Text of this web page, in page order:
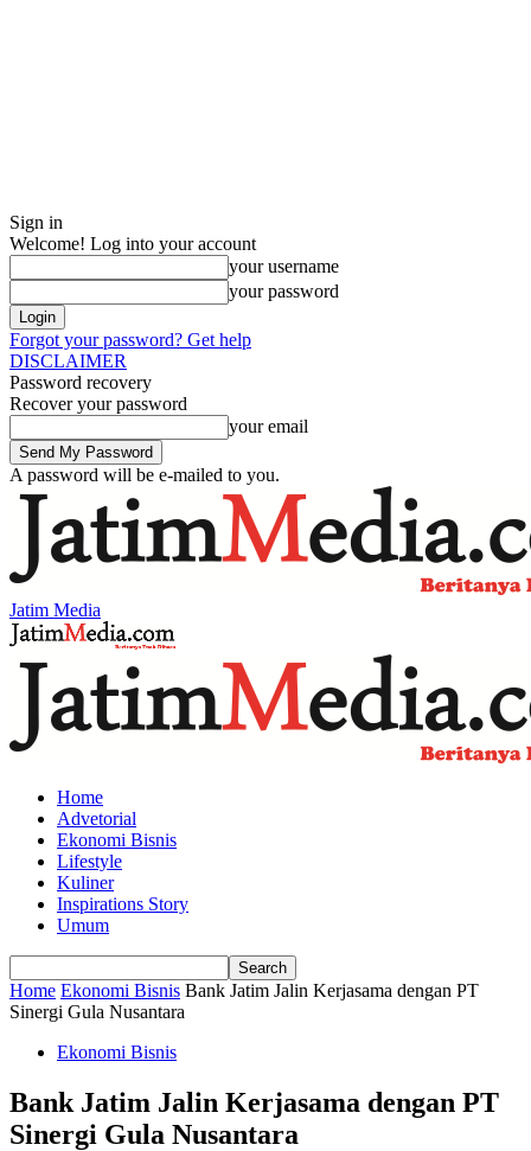
Sign in
Welcome! Log into your account
your username
your password
Forgot your password? Get help
DISCLAIMER
Password recovery
Recover your password
your email
A password will be e-mailed to you.
Jatim Media
Home
Advetorial
Ekonomi Bisnis
Lifestyle
Kuliner
Inspirations Story
Umum
Home Ekonomi Bisnis Bank Jatim Jalin Kerjasama dengan PT
Sinergi Gula Nusantara
Ekonomi Bisnis
Bank Jatim Jalin Kerjasama dengan PT
Sinergi Gula Nusantara